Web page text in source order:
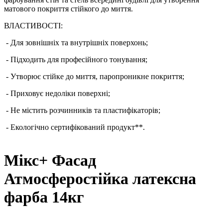
матового покриття стійкого до миття.
ВЛАСТИВОСТІ:
- Для зовнішніх та внутрішніх поверхонь;
- Підходить для професійного тонування;
- Утворює стійке до миття, паропроникне покриття;
- Приховує недоліки поверхні;
- Не містить розчинників та пластифікаторів;
- Екологічно сертифікований продукт**.
Мiкс+ Фасад
Атмосферостійка латексна
фарба 14кг